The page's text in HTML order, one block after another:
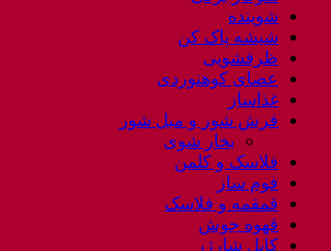
شوینده
شیشه پاک کن
ظرفشویی
عصای کوهنوردی
غذاساز
فرش شور و مبل شور
بخار شوی
فلاسک و کلمن
فوم ساز
قمقمه و فلاسک
قهوه جوش
کابل شارژر